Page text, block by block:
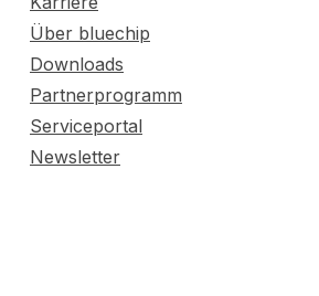
Über bluechip
Downloads
Partnerprogramm
Serviceportal
Newsletter